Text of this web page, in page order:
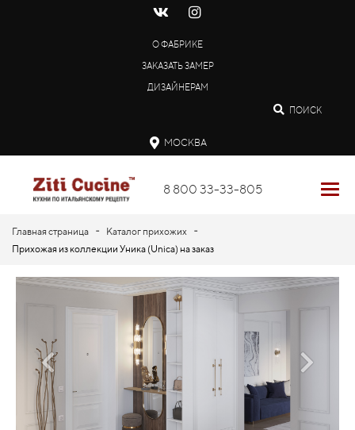
О ФАБРИКЕ
ЗАКАЗАТЬ ЗАМЕР
ДИЗАЙНЕРАМ
ПОИСК
МОСКВА
8 800 33-33-805
Главная страница - Каталог прихожих -
Прихожая из коллекции Уника (Unica) на заказ